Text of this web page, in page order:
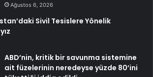
Ağustos 6, 2026
Sivil Tesislere Yönelik
ABD’nin, kritik bir savunma sistemine
ait füzelerinin neredeyse yüzde 80’ini